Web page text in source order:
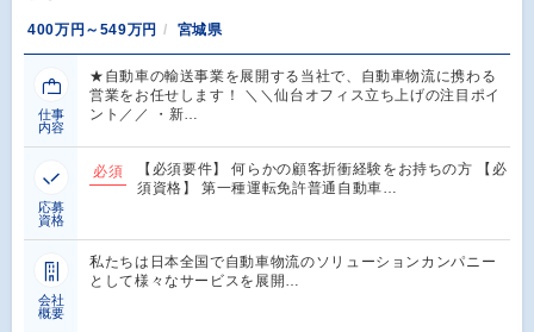
400万円～549万円 宮城県
仕事
内容
★自動車の輸送事業を展開する当社で、自動車物流に携わる
営業をお任せします！ ＼＼仙台オフィス立ち上げの注目ポイ
ント／／ ・新…
応募
資格
必須
【必須要件】 何らかの顧客折衝経験をお持ちの方 【必
須資格】 第一種運転免許普通自動車…
会社
概要
私たちは日本全国で自動車物流のソリューションカンパニー
として様々なサービスを展開…